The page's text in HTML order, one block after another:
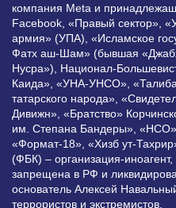
компания Meta и
Facebook, «Правый сектор»,
армия» (УПА), «Исламское
Фатх аш-Шам» (бывшая
Нусра»), Национал-
Каида», «УНА-УНСО»,
татарского народа»,
Дивижн», «Братство»
им. Степана Бандеры»,
«Формат-18», «Хизб ут-
(ФБК) – организация-иноагент,
запрещена в РФ и
основатель Алексей
террористов и экстремистов.